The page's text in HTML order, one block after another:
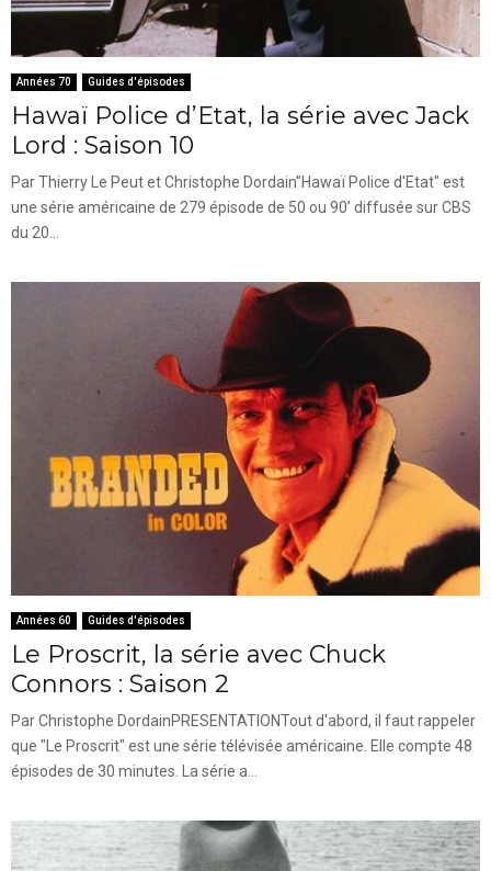
Années 70 Guides d'épisodes
Hawaï Police d’Etat, la série avec Jack
Lord : Saison 10
Par Thierry Le Peut et Christophe Dordain"Hawaï Police d'Etat" est
une série américaine de 279 épisode de 50 ou 90’ diffusée sur CBS
du 20...
Années 60 Guides d'épisodes
Le Proscrit, la série avec Chuck
Connors : Saison 2
Par Christophe DordainPRESENTATIONTout d'abord, il faut rappeler
que "Le Proscrit" est une série télévisée américaine. Elle compte 48
épisodes de 30 minutes. La série a...